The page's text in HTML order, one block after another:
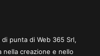
punta di Web 365 Srl,
nella creazione e nello